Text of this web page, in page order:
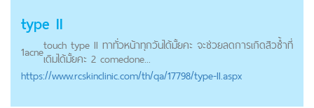
type II
1acnetouch type II ทาทั่วหน้าทุกวันได้มั้ยคะ จะช่วยลดการเกิดสิวซ้ำที่
เดิมได้มั้ยคะ 2 comedone...
https://www.rcskinclinic.com/th/qa/17798/type-II.aspx